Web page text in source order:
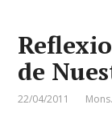
de
22/04/2011